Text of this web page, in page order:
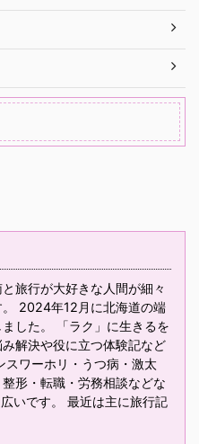
旅行が大好きな人間が細々
。 2024年12月に北海道の端
した。 「ラク」に生きるを
解決や役に立つ体験記など
スワーホリ・うつ病・激太
形・転職・労務相談などな
いです。 最近は主に旅行記